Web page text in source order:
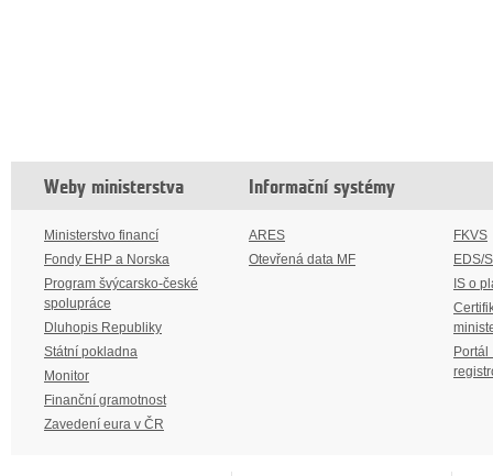
Weby ministerstva
Ministerstvo financí
Fondy EHP a Norska
Program švýcarsko-české
spolupráce
Dluhopis Republiky
Státní pokladna
Monitor
Finanční gramotnost
Zavedení eura v ČR
Informační systémy
ARES
Otevřená data MF
FKVS
EDS/
IS o
Portál